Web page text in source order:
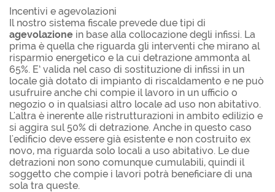
Incentivi e agevolazioni
Il nostro sistema fiscale prevede due tipi di
agevolazione in base alla collocazione degli infissi. La
prima è quella che riguarda gli interventi che mirano al
risparmio energetico e la cui detrazione ammonta al
65%. E’ valida nel caso di sostituzione di infissi in un
locale già dotato di impianto di riscaldamento e ne può
usufruire anche chi compie il lavoro in un ufficio o
negozio o in qualsiasi altro locale ad uso non abitativo.
L'altra è inerente alle ristrutturazioni in ambito edilizio e
si aggira sul 50% di detrazione. Anche in questo caso
l'edificio deve essere già esistente e non costruito ex
novo, ma riguarda solo locali a uso abitativo. Le due
detrazioni non sono comunque cumulabili, quindi il
soggetto che compie i lavori potrà beneficiare di una
sola tra queste.